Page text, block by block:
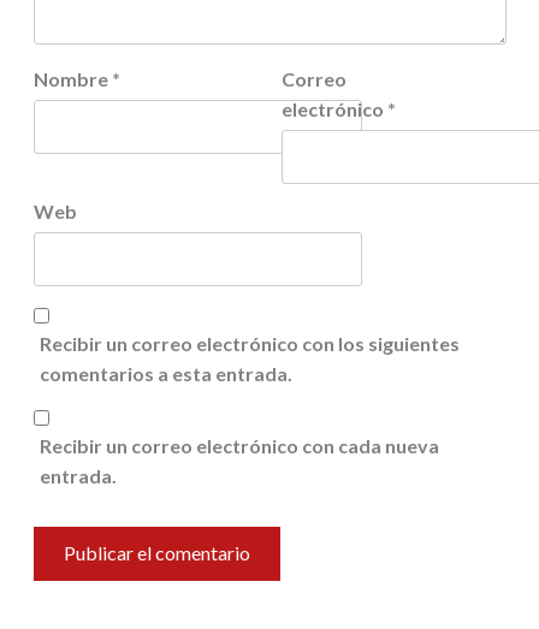
Nombre *
Correo
electrónico *
Web
Recibir un correo electrónico con los siguientes
comentarios a esta entrada.
Recibir un correo electrónico con cada nueva
entrada.